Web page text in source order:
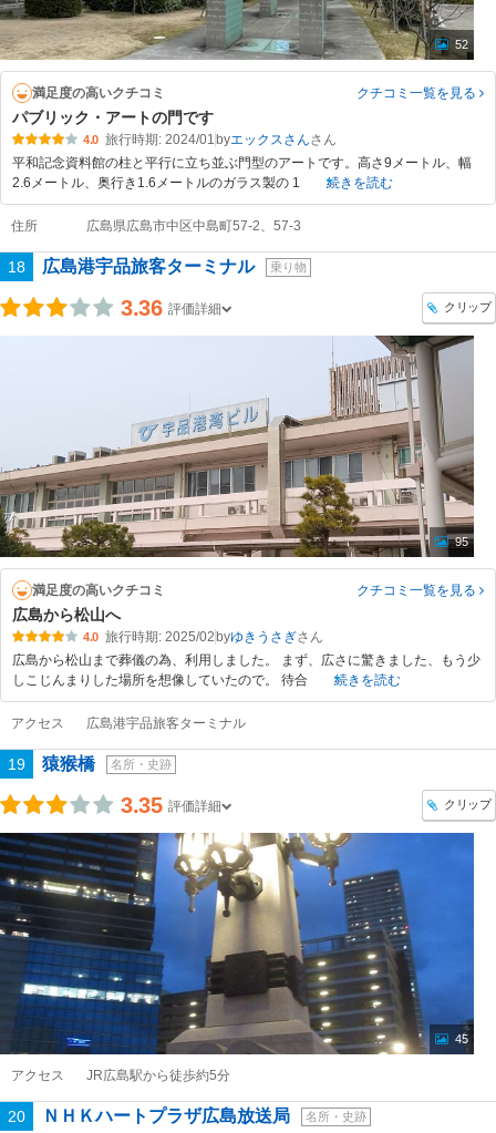
52
満足度の高いクチコミ クチコミ一覧を見る
パブリック・アートの門です
4.0 旅行時期: 2024/01 byエックスさん
平和記念資料館の柱と平行に立ち並ぶ門型のアートです。高さ9メートル、幅
2.6メートル、奥行き1.6メートルのガラス製の 1
続きを読む
住所 広島県広島市中区中島町57-2、57-3
18 広島港宇品旅客ターミナル 乗り物
3.36 評価詳細 クリップ
95
満足度の高いクチコミ クチコミ一覧を見る
広島から松山へ
4.0 旅行時期: 2025/02 byゆきうさぎ
広島から松山まで葬儀の為、利用しました。 まず、広さに驚きました、もう少
しこじんまりした場所を想像していたので。 待合
続きを読む
アクセス 広島港宇品旅客ターミナル
19 猿猴橋 名所・史跡
3.35 評価詳細 クリップ
45
アクセス JR広島駅から徒歩約5分
20 ＮＨＫハートプラザ広島放送局 名所・史跡